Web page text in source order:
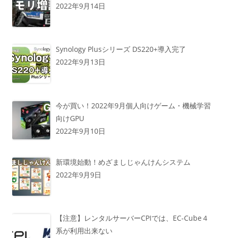
2022年9月14日
Synology Plusシリーズ DS220+導入完了
2022年9月13日
今が買い！2022年9月個人向けゲーム・機械学習
向けGPU
2022年9月10日
新環境始動！めざましじゃんけんシステム
2022年9月9日
【注意】レンタルサーバーCPIでは、EC-Cube４
系が利用出来ない